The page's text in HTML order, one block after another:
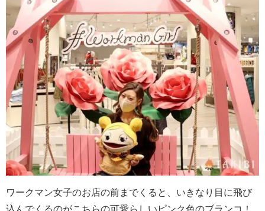
ワークマン女子のお店の前までくると、いきなり目に飛び
込んでくるのがこちらの可愛らしいピンク色のブランコ！